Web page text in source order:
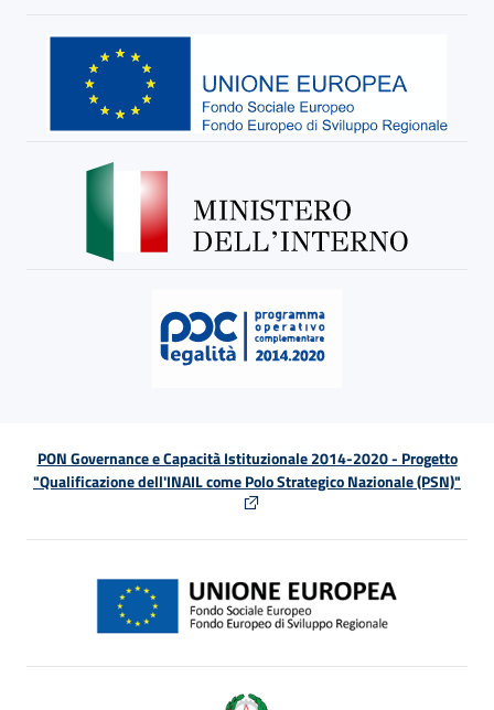
PON Governance e Capacità Istituzionale 2014-2020 - Progetto
"Qualificazione dell'INAIL come Polo Strategico Nazionale (PSN)"